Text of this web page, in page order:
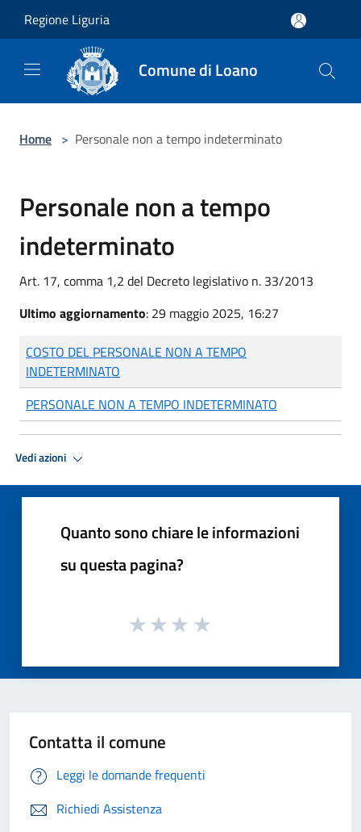
Regione Liguria
Comune di Loano
Home > Personale non a tempo indeterminato
Personale non a tempo
indeterminato
Art. 17, comma 1,2 del Decreto legislativo n. 33/2013
Ultimo aggiornamento: 29 maggio 2025, 16:27
COSTO DEL PERSONALE NON A TEMPO
INDETERMINATO
PERSONALE NON A TEMPO INDETERMINATO
Vedi azioni
Quanto sono chiare le informazioni
su questa pagina?
Contatta il comune
Leggi le domande frequenti
Richiedi Assistenza